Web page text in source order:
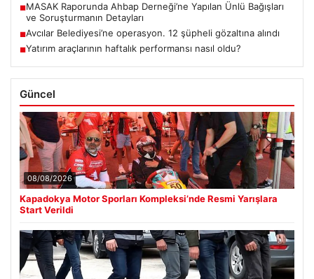
■MASAK Raporunda Ahbap Derneği’ne Yapılan Ünlü Bağışları
ve Soruşturmanın Detayları
■Avcılar Belediyesi’ne operasyon. 12 şüpheli gözaltına alındı
■Yatırım araçlarının haftalık performansı nasıl oldu?
Güncel
08/08/2026
Kapadokya Motor Sporları Kompleksi’nde Resmi Yarışlara
Start Verildi